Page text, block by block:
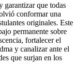
garantizar que todas
conformar una
originales. Este
permanente sobre
fortalecer el
y canalizar ante el
que surjan en los